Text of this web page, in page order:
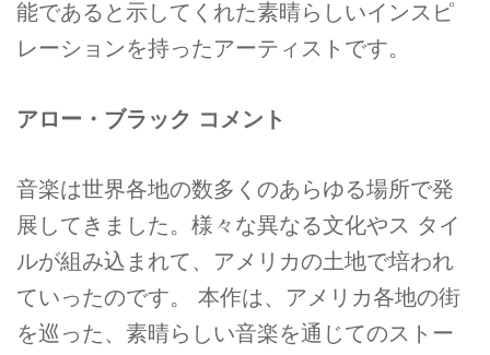
能であると示してくれた素晴らしいインスピ
レーションを持ったアーティストです。
アロー・ブラック コメント
音楽は世界各地の数多くのあらゆる場所で発
展してきました。様々な異なる文化やス タイ
ルが組み込まれて、アメリカの土地で培われ
ていったのです。 本作は、アメリカ各地の街
を巡った、素晴らしい音楽を通じてのストー